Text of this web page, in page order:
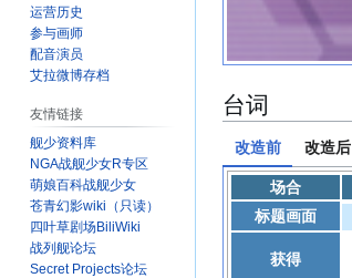
台词
改造前 改造后
场合
标题画面
获得
运营历史
参与画师
配音演员
艾拉微博存档
友情链接
舰少资料库
NGA战舰少女R专区
萌娘百科战舰少女
苍青幻影wiki（只读）
四叶草剧场BiliWiki
战列舰论坛
Secret Projects论坛